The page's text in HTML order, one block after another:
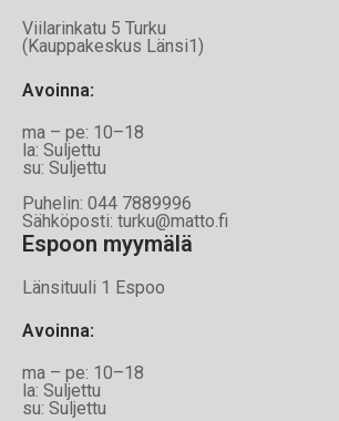
Viilarinkatu 5 Turku
(Kauppakeskus Länsi1)
Avoinna:
ma – pe: 10–18
la: Suljettu
su: Suljettu
Puhelin: 044 7889996
Sähköposti: turku@matto.fi
Espoon myymälä
Länsituuli 1 Espoo
Avoinna:
ma – pe: 10–18
la: Suljettu
su: Suljettu